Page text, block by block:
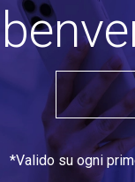
*Valido su ogni